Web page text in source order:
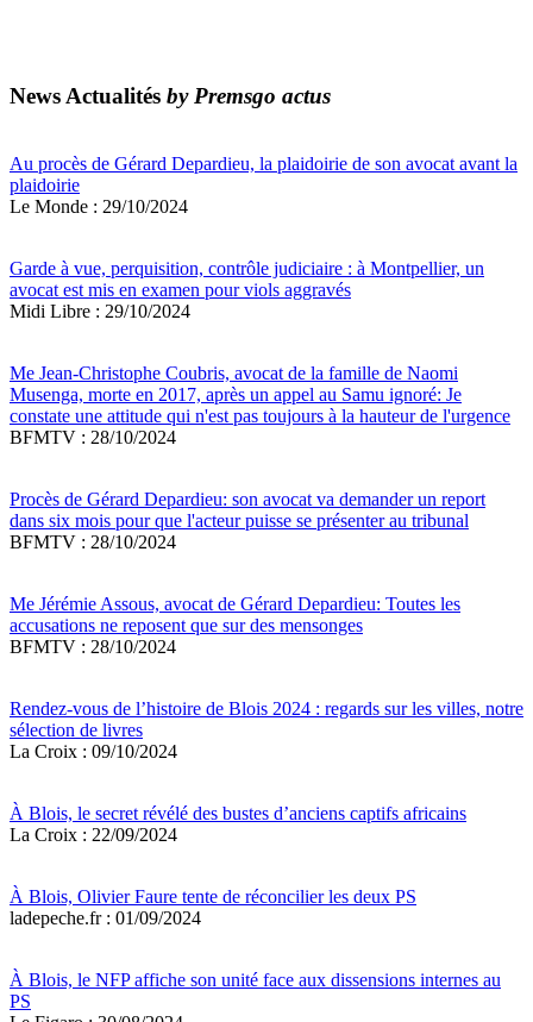
News Actualités by Premsgo actus
Au procès de Gérard Depardieu, la plaidoirie de son avocat avant la
plaidoirie
Le Monde : 29/10/2024
Garde à vue, perquisition, contrôle judiciaire : à Montpellier, un
avocat est mis en examen pour viols aggravés
Midi Libre : 29/10/2024
Me Jean-Christophe Coubris, avocat de la famille de Naomi
Musenga, morte en 2017, après un appel au Samu ignoré: Je
constate une attitude qui n'est pas toujours à la hauteur de l'urgence
BFMTV : 28/10/2024
Procès de Gérard Depardieu: son avocat va demander un report
dans six mois pour que l'acteur puisse se présenter au tribunal
BFMTV : 28/10/2024
Me Jérémie Assous, avocat de Gérard Depardieu: Toutes les
accusations ne reposent que sur des mensonges
BFMTV : 28/10/2024
Rendez-vous de l’histoire de Blois 2024 : regards sur les villes, notre
sélection de livres
La Croix : 09/10/2024
À Blois, le secret révélé des bustes d’anciens captifs africains
La Croix : 22/09/2024
À Blois, Olivier Faure tente de réconcilier les deux PS
ladepeche.fr : 01/09/2024
À Blois, le NFP affiche son unité face aux dissensions internes au
PS